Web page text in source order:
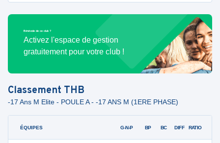
Bénévole de ce club ?
Activez l'espace de gestion
gratuitement pour votre club !
Classement THB
-17 Ans M Elite - POULE A - -17 ANS M (1ERE PHASE)
ÉQUIPES G-N-P BP BC DIFF RATIO